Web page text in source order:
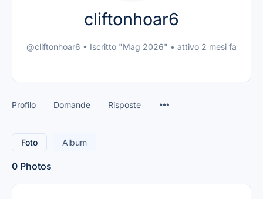
cliftonhoar6
@cliftonhoar6 • Iscritto "Mag 2026" • attivo 2 mesi fa
Profilo Domande Risposte
Foto Album
0 Photos